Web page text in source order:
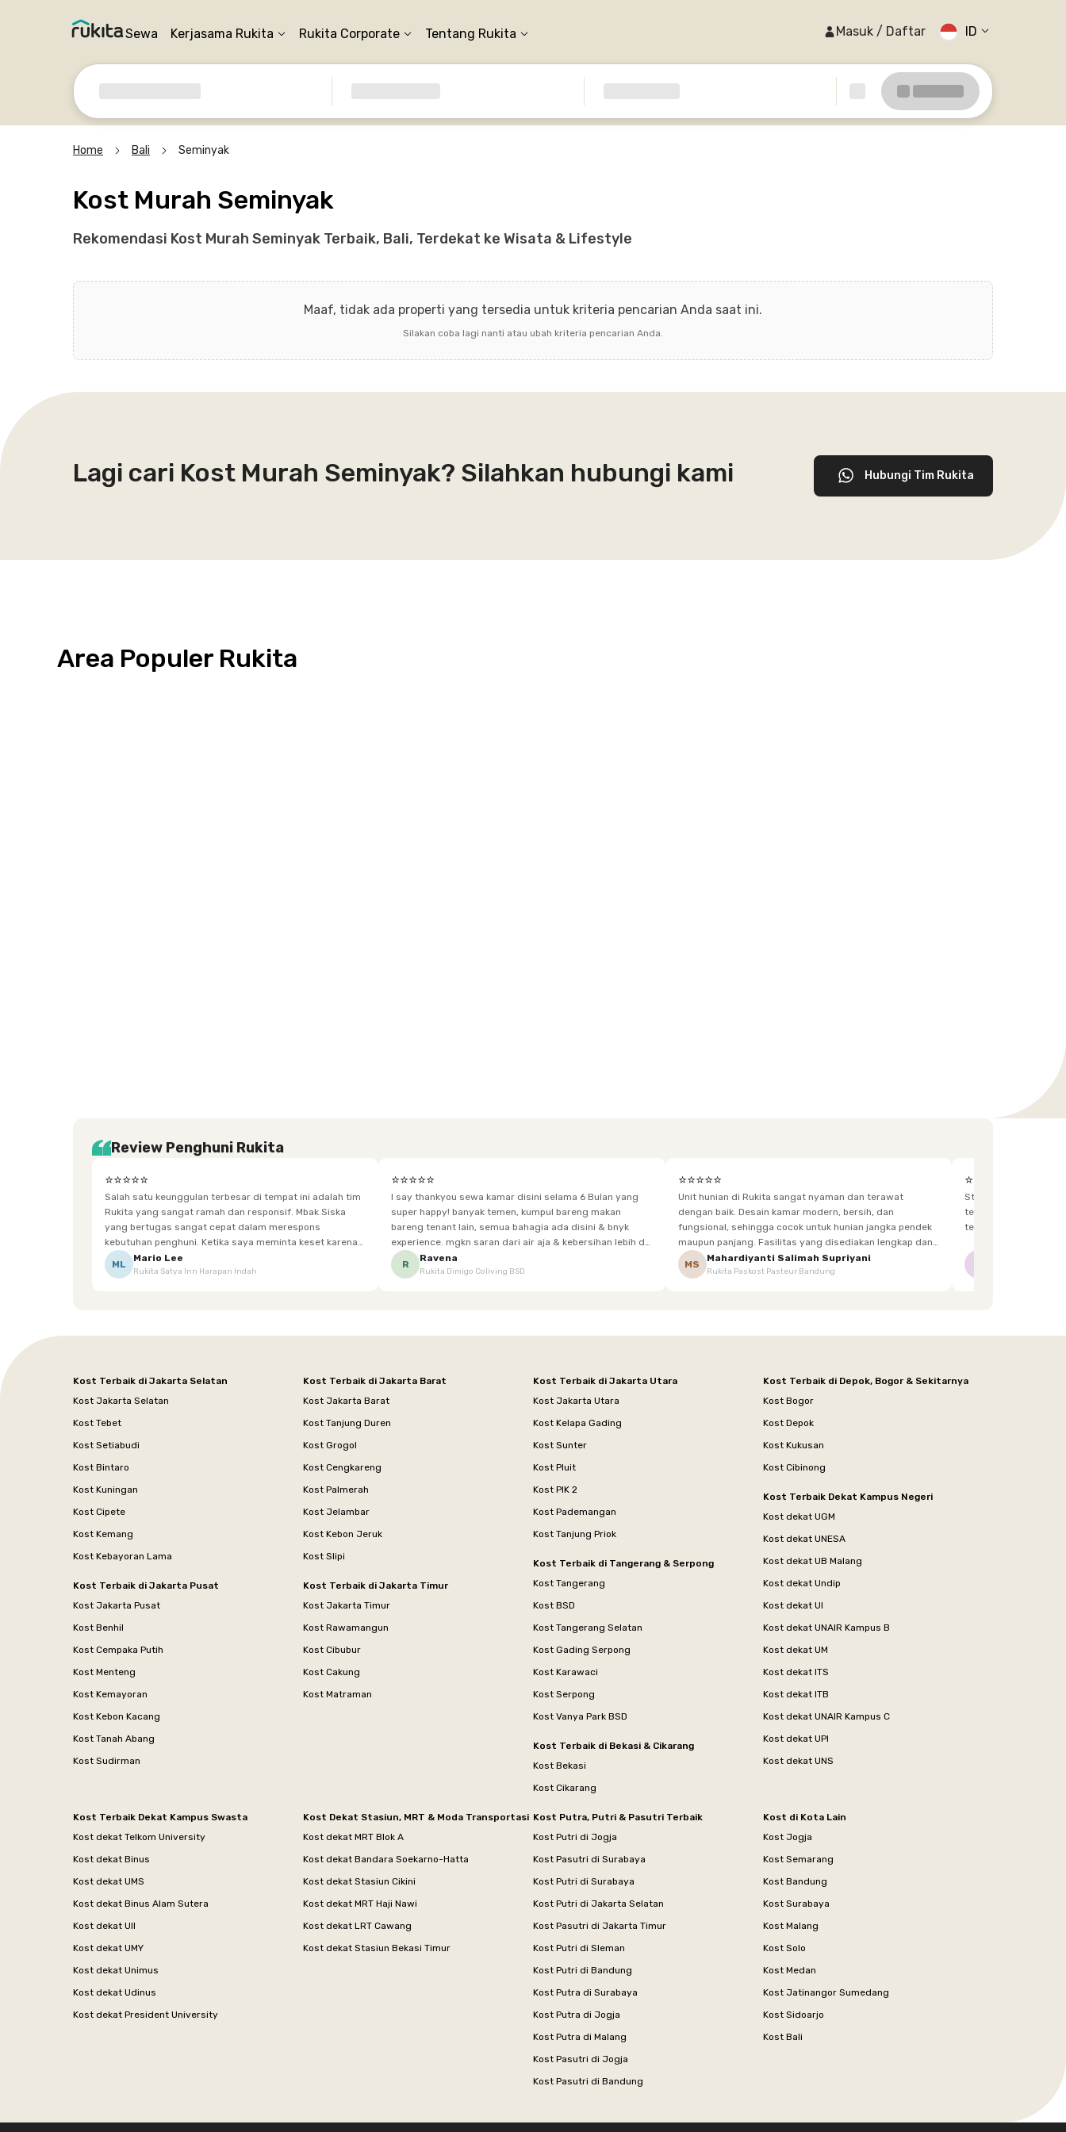
Sewa Kerjasama Rukita Rukita Corporate Tentang Rukita Masuk / Daftar ID
Home Bali Seminyak
Kost Murah Seminyak
Rekomendasi Kost Murah Seminyak Terbaik, Bali, Terdekat ke Wisata & Lifestyle
Maaf, tidak ada properti yang tersedia untuk kriteria pencarian Anda saat ini.
Silakan coba lagi nanti atau ubah kriteria pencarian Anda.
Lagi cari Kost Murah Seminyak? Silahkan hubungi kami Hubungi Tim Rukita
Area Populer Rukita
Review Penghuni Rukita
⭐⭐⭐⭐⭐
Salah satu keunggulan terbesar di tempat ini adalah tim
Rukita yang sangat ramah dan responsif. Mbak Siska
yang bertugas sangat cepat dalam merespons
kebutuhan penghuni. Ketika saya meminta keset karena
sempat terpeleset, permintaan tersebut langsung
dipenuhi dengan cepat. Terima kasih Mbak Siska.
ML
Mario Lee
Rukita Satya Inn Harapan Indah
⭐⭐⭐⭐⭐
I say thankyou sewa kamar disini selama 6 Bulan yang
super happy! banyak temen, kumpul bareng makan
bareng tenant lain, semua bahagia ada disini & bnyk
experience. mgkn saran dari air aja & kebersihan lebih di
tingkatkan lagi. but, I love Rukita
R
Ravena
Rukita Dimigo Coliving BSD
⭐⭐⭐⭐⭐
Unit hunian di Rukita sangat nyaman dan terawat
dengan baik. Desain kamar modern, bersih, dan
fungsional, sehingga cocok untuk hunian jangka pendek
maupun panjang. Fasilitas yang disediakan lengkap dan
sesuai dengan kebutuhan penghuni, mulai dari furnitur,
area bersama, hingga akses yang mudah.
MS
Mahardiyanti Salimah Supriyani
Rukita Paskost Pasteur Bandung
⭐⭐⭐⭐⭐
Staff yg menjaga
terkadang lupa bawa kunci, dan sangat fast response.
Kost Terbaik di Jakarta Selatan
Kost Jakarta Selatan
Kost Tebet
Kost Setiabudi
Kost Bintaro
Kost Kuningan
Kost Cipete
Kost Kemang
Kost Kebayoran Lama
Kost Terbaik di Jakarta Pusat
Kost Jakarta Pusat
Kost Benhil
Kost Cempaka Putih
Kost Menteng
Kost Kemayoran
Kost Kebon Kacang
Kost Tanah Abang
Kost Sudirman
Kost Terbaik di Jakarta Barat
Kost Jakarta Barat
Kost Tanjung Duren
Kost Grogol
Kost Cengkareng
Kost Palmerah
Kost Jelambar
Kost Kebon Jeruk
Kost Slipi
Kost Terbaik di Jakarta Timur
Kost Jakarta Timur
Kost Rawamangun
Kost Cibubur
Kost Cakung
Kost Matraman
Kost Terbaik di Jakarta Utara
Kost Jakarta Utara
Kost Kelapa Gading
Kost Sunter
Kost Pluit
Kost PIK 2
Kost Pademangan
Kost Tanjung Priok
Kost Terbaik di Tangerang & Serpong
Kost Tangerang
Kost BSD
Kost Tangerang Selatan
Kost Gading Serpong
Kost Karawaci
Kost Serpong
Kost Vanya Park BSD
Kost Terbaik di Bekasi & Cikarang
Kost Bekasi
Kost Cikarang
Kost Terbaik di Depok, Bogor & Sekitarnya
Kost Bogor
Kost Depok
Kost Kukusan
Kost Cibinong
Kost Terbaik Dekat Kampus Negeri
Kost dekat UGM
Kost dekat UNESA
Kost dekat UB Malang
Kost dekat Undip
Kost dekat UI
Kost dekat UNAIR Kampus B
Kost dekat UM
Kost dekat ITS
Kost dekat ITB
Kost dekat UNAIR Kampus C
Kost dekat UPI
Kost dekat UNS
Kost Terbaik Dekat Kampus Swasta
Kost dekat Telkom University
Kost dekat Binus
Kost dekat UMS
Kost dekat Binus Alam Sutera
Kost dekat UII
Kost dekat UMY
Kost dekat Unimus
Kost dekat Udinus
Kost dekat President University
Kost Dekat Stasiun, MRT & Moda Transportasi
Kost dekat MRT Blok A
Kost dekat Bandara Soekarno-Hatta
Kost dekat Stasiun Cikini
Kost dekat MRT Haji Nawi
Kost dekat LRT Cawang
Kost dekat Stasiun Bekasi Timur
Kost Putra, Putri & Pasutri Terbaik
Kost Putri di Jogja
Kost Pasutri di Surabaya
Kost Putri di Surabaya
Kost Putri di Jakarta Selatan
Kost Pasutri di Jakarta Timur
Kost Putri di Sleman
Kost Putri di Bandung
Kost Putra di Surabaya
Kost Putra di Jogja
Kost Putra di Malang
Kost Pasutri di Jogja
Kost Pasutri di Bandung
Kost di Kota Lain
Kost Jogja
Kost Semarang
Kost Bandung
Kost Surabaya
Kost Malang
Kost Solo
Kost Medan
Kost Jatinangor Sumedang
Kost Sidoarjo
Kost Bali